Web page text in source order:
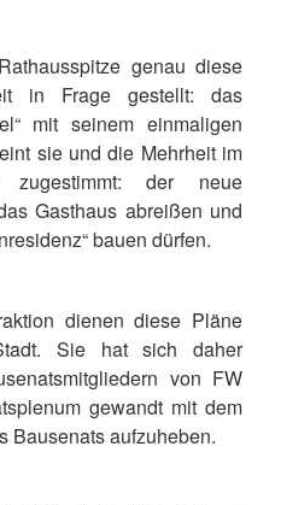
genau diese
in Frage gestellt: das
mit seinem einmaligen
sie und die Mehrheit im
der neue
Gasthaus abreißen und
bauen dürfen.
dienen diese Pläne
Sie hat sich daher
von FW
gewandt mit dem
Bausenats aufzuheben.